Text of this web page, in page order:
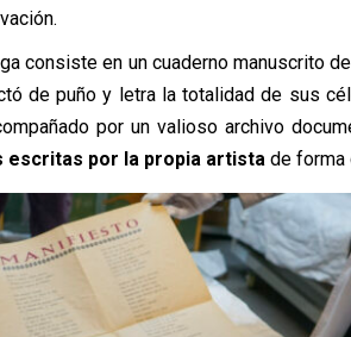
consiste en un cuaderno manuscrito
de puño y letra la totalidad de sus
por un valioso archivo
escritas por la propia artistade forma